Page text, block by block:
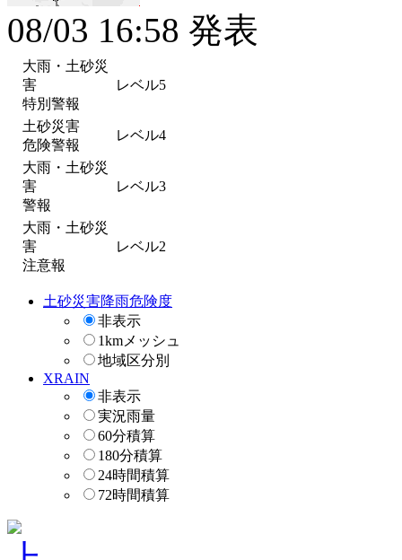
08/03 16:58 発表
大雨・土砂災
害
特別警報
レベル5
土砂災害
危険警報
レベル4
大雨・土砂災
害
警報
レベル3
大雨・土砂災
害
注意報
レベル2
土砂災害降雨危険度
非表示
1kmメッシュ
地域区分別
XRAIN
非表示
実況雨量
60分積算
180分積算
24時間積算
72時間積算